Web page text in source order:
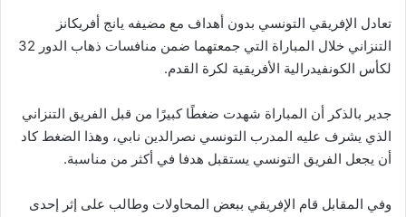
تعادل الإفريقي التونسي بدون أهداف مع مضيفه يانج أفريكانز
التنزاني خلال المباراة التي جمعتهما ضمن منافسات ذهاب الدور 32
لكأس الكونفيدرالية الأفريقية لكرة القدم.
جدير بالذكر أن المباراة شهدت ضغطًا كبيرًا من قبل الفريق التنزاني
الذي يشرف عليه المدرب التونسي نصرالدين نابي، وهذا الضغط كاد
أن يجعل الفريق التونسي يستقبل هدفا في أكثر من مناسبة.
وفي المقابل قام الإفريقي ببعض المحاولات وطالب على إثر إحدى